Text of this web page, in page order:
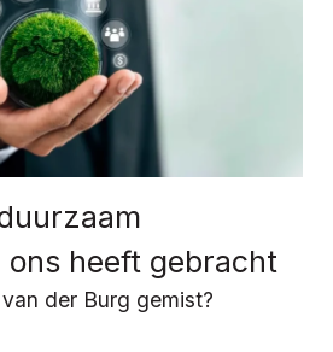
ons heeft gebracht
der Burg gemist?